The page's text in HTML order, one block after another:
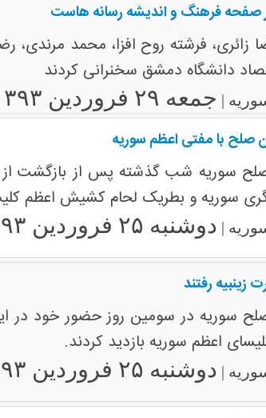
صفحه فرهنگ و اندیشه رسانه هاست
فرشته روح افزا، محمد مرندی،
دانشگاه دمشق سخنرانی کردند
| جمعه ۲۹ فروردین ۱۳۹۳
صلح با مفتی اعظم سوریه
صلح سوریه شب گذشته پس از بازگشت
سوریه و بطریک لحام کشیش اعظم
| دوشنبه ۲۵ فروردین ۱۳۹۳
زینبیه رفتند
صلح سوریه در سومین روز حضور خود در
اعظم سوریه بازدید کردند.
| دوشنبه ۲۵ فروردین ۱۳۹۳